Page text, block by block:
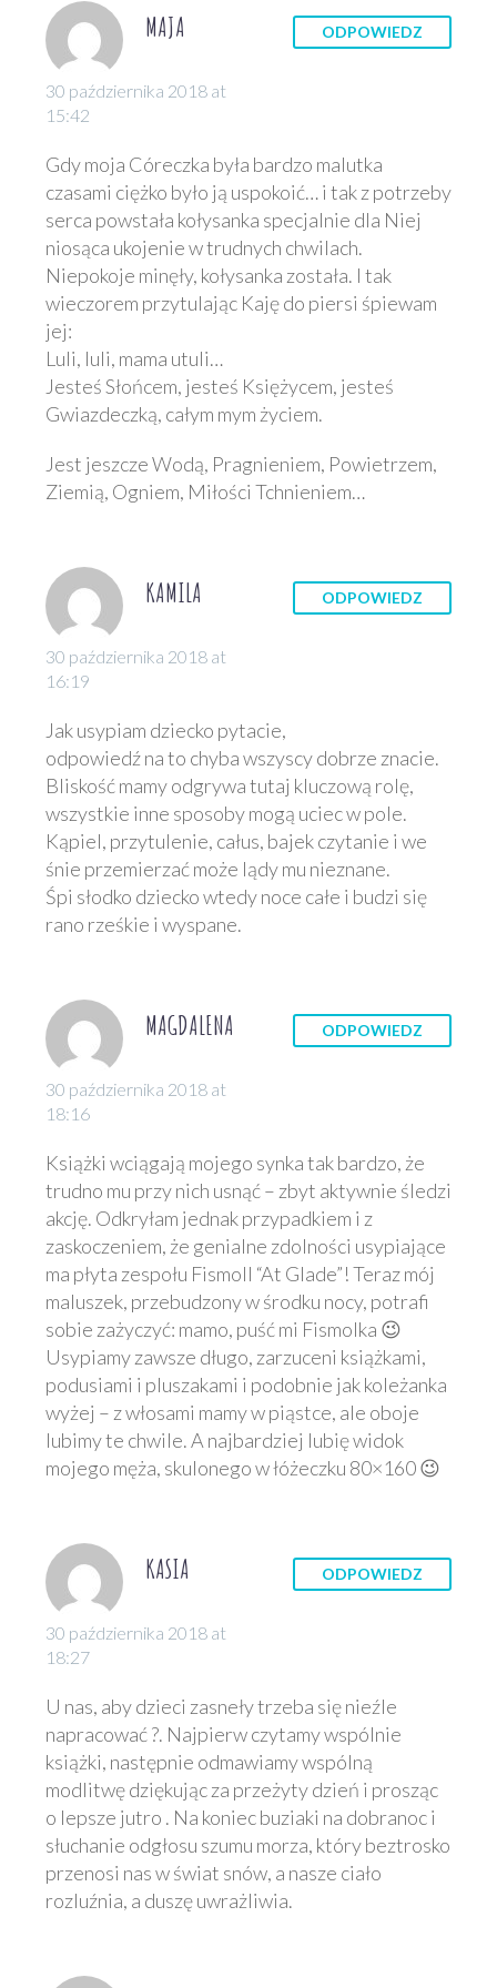
gdy pierwszy…
niedźwiadki to
nowość, objęta
Misiowa książka, która
pomysłu Małgorzaty
Potockiej, to kolorowa
całokartonowa książka
dla najmłodszych,
którzy kochają…
prezentacji książki
“Binek i Pulpet w
świątyni Majów”
32 tom Biura
detektywistycznego
Tajemnica kościoła
32 tom Biura
detektywistycznego
Lassego i Mai
Tajemnica kościoła, co
powinno ucieszyć
wszystkich fanów tej
od wydawnictwa
Zakamarki! 🙂 Tego
jeszcze w Valleby nie
13 maj 2025
Marcina
Szczygielskiego
“Królowa Wody”
najnowsza powieść
Marcina
Szczygielskiego, to
o młodszej młodzieży.
Zapewniam, że nawet
jeśli Czytelnik będzie
starszy… nawet sporo
starszy, wciągnie sie
bez reszty! 🙂
0
06 lis 2019
MAJA
30 października 2018 at
15:42
ODPOWIEDZ
Gdy moja Córeczka była bardzo malutka
czasami ciężko było ją uspokoić… i tak z potrzeby
serca powstała kołysanka specjalnie dla Niej
niosąca ukojenie w trudnych chwilach.
Niepokoje minęły, kołysanka została. I tak
wieczorem przytulając Kaję do piersi śpiewam
jej:
Luli, luli, mama utuli…
Jesteś Słońcem, jesteś Księżycem, jesteś
Gwiazdeczką, całym mym życiem.
Jest jeszcze Wodą, Pragnieniem, Powietrzem,
Ziemią, Ogniem, Miłości Tchnieniem…
KAMILA
30 października 2018 at
16:19
ODPOWIEDZ
Jak usypiam dziecko pytacie,
odpowiedź na to chyba wszyscy dobrze znacie.
Bliskość mamy odgrywa tutaj kluczową rolę,
wszystkie inne sposoby mogą uciec w pole.
Kąpiel, przytulenie, całus, bajek czytanie i we
śnie przemierzać może lądy mu nieznane.
Śpi słodko dziecko wtedy noce całe i budzi się
rano rześkie i wyspane.
MAGDALENA
30 października 2018 at
18:16
ODPOWIEDZ
Książki wciągają mojego synka tak bardzo, że
trudno mu przy nich usnąć – zbyt aktywnie śledzi
akcję. Odkryłam jednak przypadkiem i z
zaskoczeniem, że genialne zdolności usypiające
ma płyta zespołu Fismoll “At Glade”! Teraz mój
maluszek, przebudzony w środku nocy, potrafi
sobie zażyczyć: mamo, puść mi Fismolka 😉
Usypiamy zawsze długo, zarzuceni książkami,
podusiami i pluszakami i podobnie jak koleżanka
wyżej – z włosami mamy w piąstce, ale oboje
lubimy te chwile. A najbardziej lubię widok
mojego męża, skulonego w łóżeczku 80×160 😉
KASIA
30 października 2018 at
18:27
ODPOWIEDZ
U nas, aby dzieci zasneły trzeba się nieźle
napracować ?. Najpierw czytamy wspólnie
książki, następnie odmawiamy wspólną
modlitwę dziękując za przeżyty dzień i prosząc
o lepsze jutro . Na koniec buziaki na dobranoc i
słuchanie odgłosu szumu morza, który beztrosko
przenosi nas w świat snów, a nasze ciało
rozluźnia, a duszę uwrażliwia.